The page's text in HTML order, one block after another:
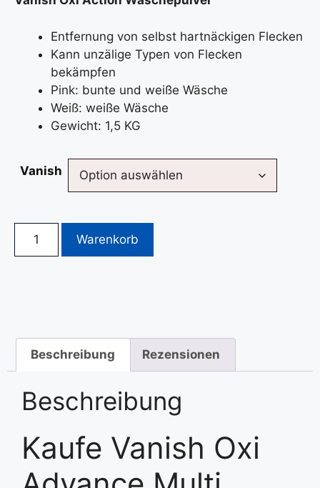
Entfernung von selbst hartnäckigen Flecken
Kann unzälige Typen von Flecken
bekämpfen
Pink: bunte und weiße Wäsche
Weiß: weiße Wäsche
Gewicht: 1,5 KG
Vanish
Warenkorb
Beschreibung Rezensionen
Beschreibung
Kaufe Vanish Oxi